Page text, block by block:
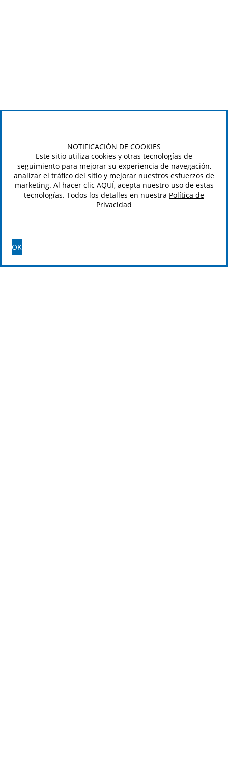
NOTIFICACIÓN DE COOKIES
Este sitio utiliza cookies y otras tecnologías de
seguimiento para mejorar su experiencia de navegación,
analizar el tráfico del sitio y mejorar nuestros esfuerzos de
marketing. Al hacer clic AQUÍ, acepta nuestro uso de estas
tecnologías. Todos los detalles en nuestra Política de
Privacidad
OK